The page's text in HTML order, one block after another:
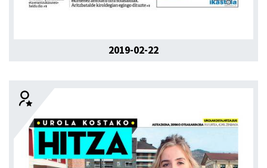
2019-02-22